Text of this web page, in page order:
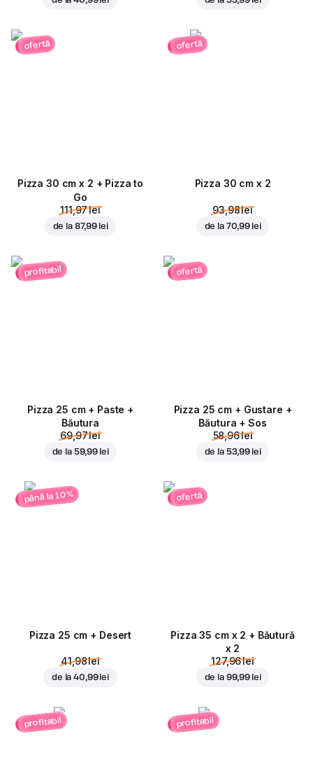
ofertă
Pizza 30 cm x 2 + Pizza to
Go
111,97 lei
de la 87,99 lei
ofertă
Pizza 30 cm x 2
93,98 lei
de la 70,99 lei
profitabil
Pizza 25 cm + Paste +
Băutura
69,97 lei
de la 59,99 lei
ofertă
Pizza 25 cm + Gustare +
Băutura + Sos
58,96 lei
de la 53,99 lei
până la 10%
Pizza 25 cm + Desert
41,98 lei
de la40,99 lei
ofertă
Pizza 35 cm x 2 + Băutură
x 2
127,96 lei
de la 99,99 lei
profitabil profitabil